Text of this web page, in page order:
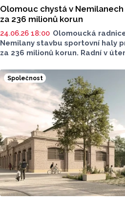
Olomouc chystá v
za 236 milionů korun
24.06.26 18:00 Olomoucká
Nemilany stavbu sportovní haly
za 236 milionů korun. Radní v
sítích o tom informoval
Tichý (ANO).
Společnost